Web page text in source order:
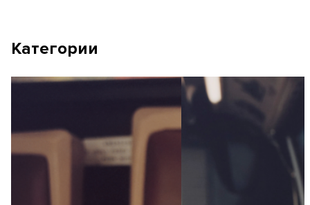
Категории